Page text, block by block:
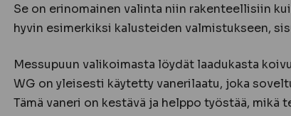
Se on erinomainen valinta niin rakenteellisiin
hyvin esimerkiksi kalusteiden valmistukseen,
Messupuun valikoimasta löydät laadukasta
WG on yleisesti käytetty vanerilaatu, joka
Tämä vaneri on kestävä ja helppo työstää,